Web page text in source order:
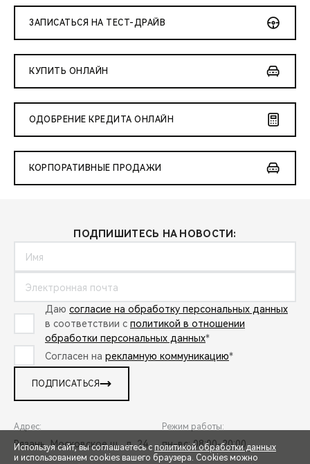
ЗАПИСАТЬСЯ НА ТЕСТ-ДРАЙВ
КУПИТЬ ОНЛАЙН
ОДОБРЕНИЕ КРЕДИТА ОНЛАЙН
КОРПОРАТИВНЫЕ ПРОДАЖИ
ПОДПИШИТЕСЬ НА НОВОСТИ:
Даю согласие на обработку персональных данных
в соответствии с политикой в отношении
обработки персональных данных*
Согласен на рекламную коммуникацию*
ПОДПИСАТЬСЯ
Адрес:
Рязань, Московское ш., д. 24
Режим работы:
пн-вс: 08:00-20:00
Используя сайт, вы соглашаетесь с политикой обработки данных
и использованием cookies вашего браузера. Cookies можно